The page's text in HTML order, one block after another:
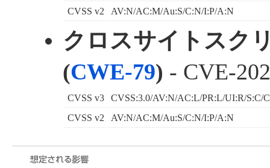
CVSS v2
AV:N/AC:M/Au:S/C:N/I:P/A:N
クロスサイトスク
(CWE-79) - CVE-
CVSS v3
CVSS:3.0/AV:N/AC:L/PR:L/UI:R/S:C/
CVSS v2
AV:N/AC:M/Au:S/C:N/I:P/A:N